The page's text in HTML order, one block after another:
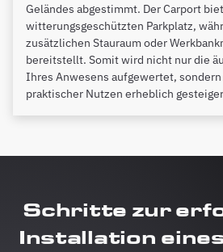
Geländes abgestimmt. Der Carport
witterungsgeschützten Parkplatz,
zusätzlichen Stauraum oder
bereitstellt. Somit wird nicht nur die
Ihres Anwesens aufgewertet, sondern
praktischer Nutzen erheblich
Schritte zur
Installation